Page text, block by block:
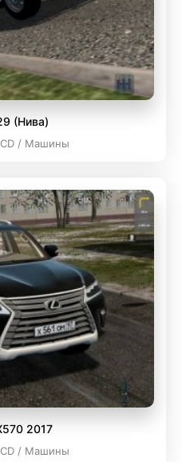
(Нива)
/ Машины
2017
/ Машины